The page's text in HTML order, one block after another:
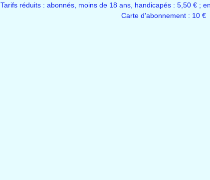
Tarifs réduits : abonnés, moins de 18 ans, handicapés : 5,50 € ;
Carte d'abonnement : 10 €